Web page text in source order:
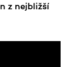
z nejbližší